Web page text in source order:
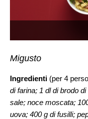
Migusto
Ingredienti (per 4
di farina; 1 dl di brodo
sale; noce moscata;
uova; 400 g di fusilli;